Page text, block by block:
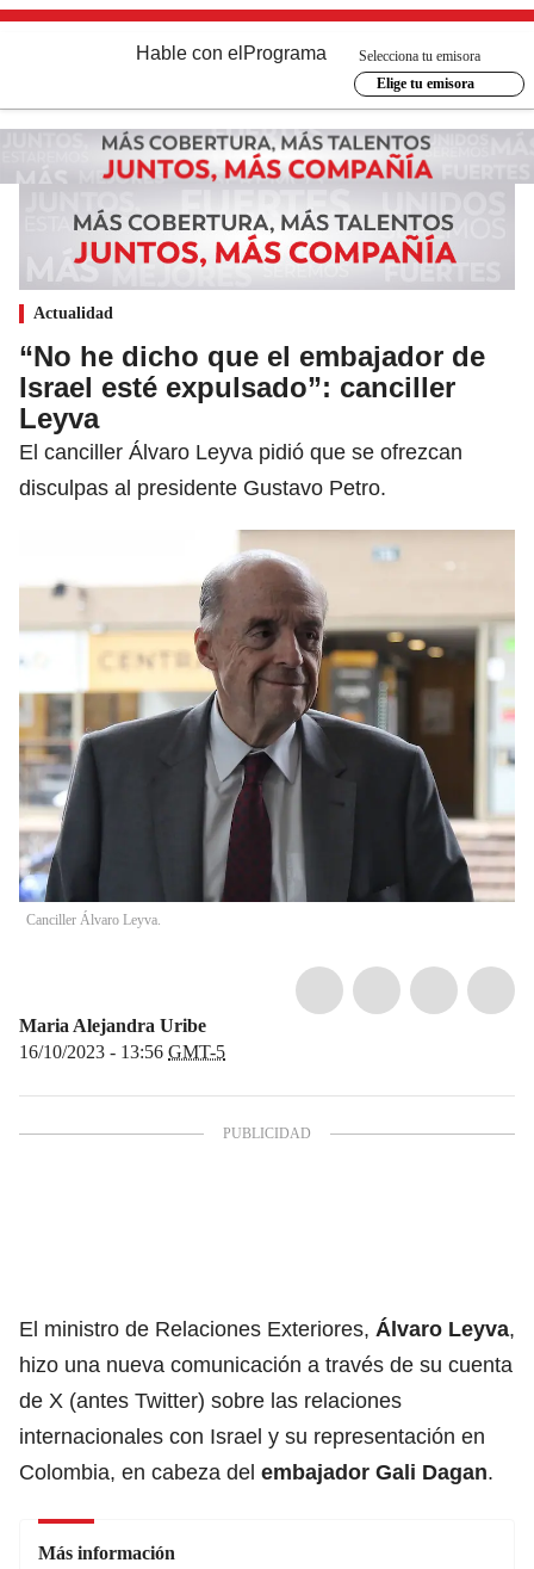
Hable con el Programa
Selecciona tu emisora
Elige tu emisora
Actualidad
“No he dicho que el embajador de
Israel esté expulsado”: canciller
Leyva
El canciller Álvaro Leyva pidió que se ofrezcan
disculpas al presidente Gustavo Petro.
Canciller Álvaro Leyva.
Maria Alejandra Uribe
16/10/2023 - 13:56 GMT-5
El ministro de Relaciones Exteriores, Álvaro Leyva,
hizo una nueva comunicación a través de su cuenta
de X (antes Twitter) sobre las relaciones
internacionales con Israel y su representación en
Colombia, en cabeza del embajador Gali Dagan.
Más información